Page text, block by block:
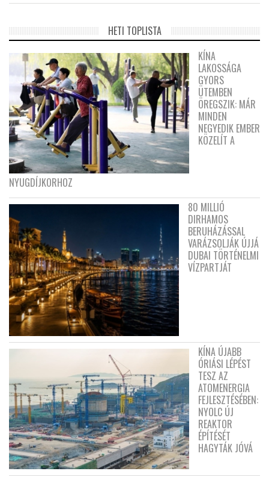
HETI TOPLISTA
KÍNA
LAKOSSÁGA
GYORS
ÜTEMBEN
ÖREGSZIK: MÁR
MINDEN
NEGYEDIK EMBER
KÖZELÍT A
NYUGDÍJKORHOZ
80 MILLIÓ
DIRHAMOS
BERUHÁZÁSSAL
VARÁZSOLJÁK ÚJJÁ
DUBAI TÖRTÉNELMI
VÍZPARTJÁT
KÍNA ÚJABB
ÓRIÁSI LÉPÉST
TESZ AZ
ATOMENERGIA
FEJLESZTÉSÉBEN:
NYOLC ÚJ
REAKTOR
ÉPÍTÉSÉT
HAGYTÁK JÓVÁ